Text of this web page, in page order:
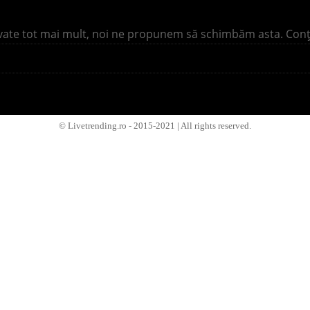
tot mai mult, noi ne propunem să schimbăm asta.
© Livetrending.ro - 2015-2021 | All rights reserved.